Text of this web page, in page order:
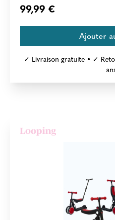
99,99 €
✓ Livraison gratuite • ✓
Looping